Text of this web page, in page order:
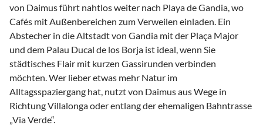
von Daimus führt nahtlos weiter nach Playa de Gandia, wo
Cafés mit Außenbereichen zum Verweilen einladen. Ein
Abstecher in die Altstadt von Gandia mit der Plaça Major
und dem Palau Ducal de los Borja ist ideal, wenn Sie
städtisches Flair mit kurzen Gassirunden verbinden
möchten. Wer lieber etwas mehr Natur im
Alltagsspaziergang hat, nutzt von Daimus aus Wege in
Richtung Villalonga oder entlang der ehemaligen Bahntrasse
„Via Verde“.